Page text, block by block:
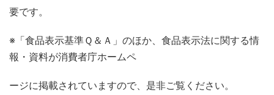
要です。
※「食品表示基準Ｑ＆Ａ」のほか、食品表示法に関する情
報・資料が消費者庁ホームペ
ージに掲載されていますので、是非ご覧ください。